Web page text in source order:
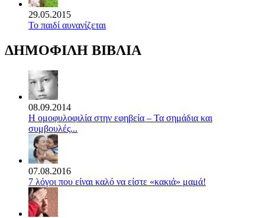
29.05.2015
Το παιδί αυνανίζεται
ΔΗΜΟΦΙΛΗ ΒΙΒΛΙΑ
08.09.2014
Η ομοφυλοφιλία στην εφηβεία – Τα σημάδια και
συμβουλές...
07.08.2016
7 λόγοι που είναι καλό να είστε «κακιά» μαμά!